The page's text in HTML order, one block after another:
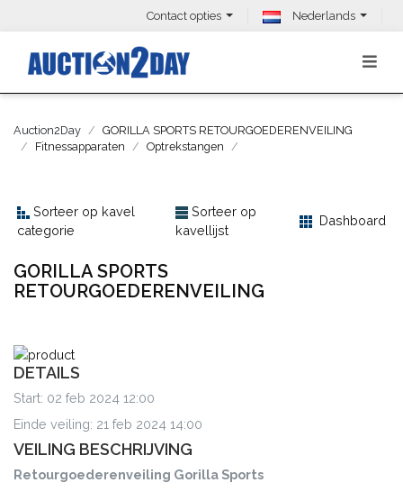
Contact opties Nederlands
Auction2Day
GORILLA SPORTS RETOURGOEDERENVEILING
Fitnessapparaten
Optrekstangen
Sorteer op kavel
categorie
Sorteer op
kavellijst
Dashboard
GORILLA SPORTS
RETOURGOEDERENVEILING
DETAILS
Start: 02 feb 2024 12:00
Einde veiling: 21 feb 2024 14:00
VEILING BESCHRIJVING
Retourgoederenveiling Gorilla Sports